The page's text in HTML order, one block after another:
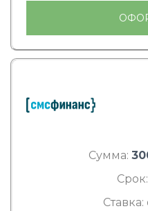
Сумма:
Срок:
Ставка: